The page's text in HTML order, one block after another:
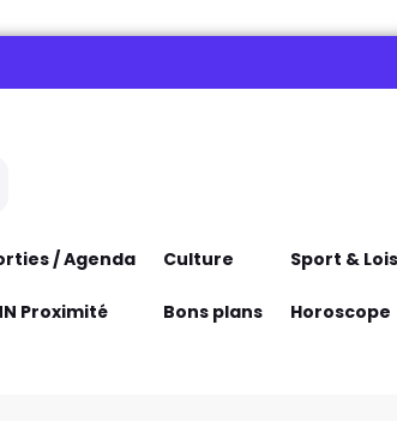
/ Agenda Culture Sport &
Proximité Bons plans Horoscope